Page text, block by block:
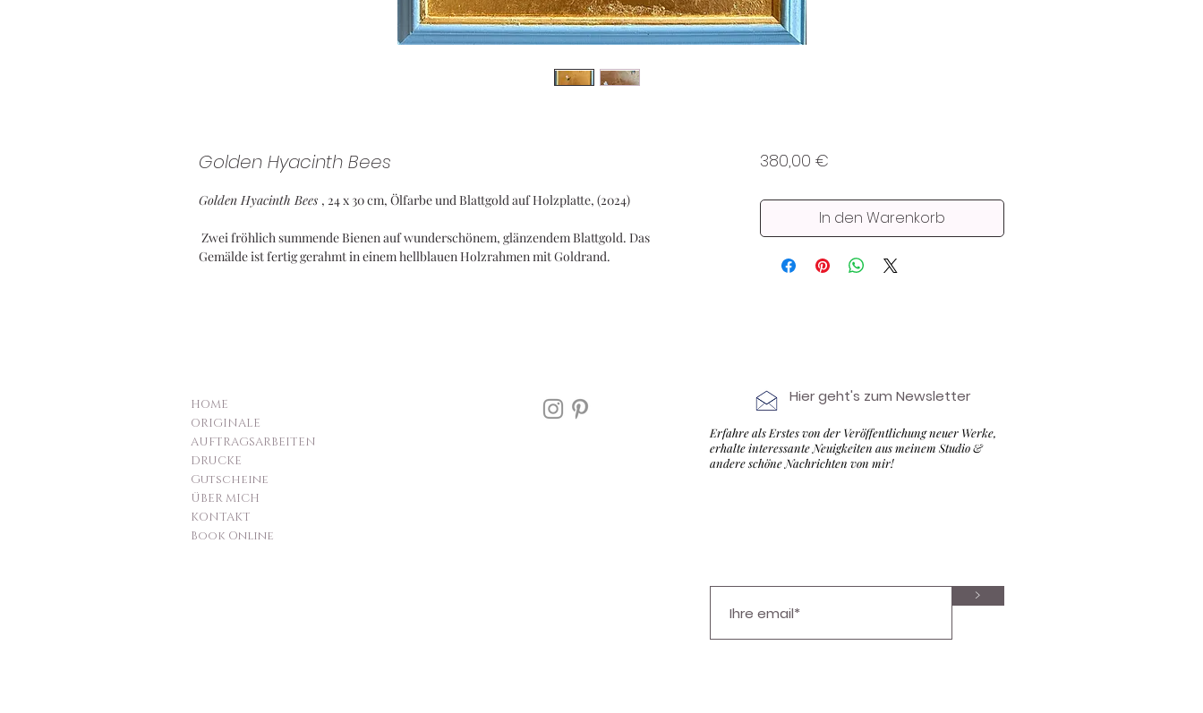
Golden Hyacinth Bees
Golden Hyacinth Bees , 24 x 30 cm, Ölfarbe und Blattgold auf Holzplatte, (2024)
Zwei fröhlich summende Bienen auf wunderschönem, glänzendem Blattgold. Das
Gemälde ist fertig gerahmt in einem hellblauen Holzrahmen mit Goldrand.
380,00 €Preis
In den Warenkorb
HOME
ORIGINALE
AUFTRAGSARBEITEN
DRUCKE
Gutscheine
ÜBER MICH
KONTAKT
Book Online
Hier geht's zum Newsletter
Erfahre als Erstes von der Veröffentlichung neuer Werke,
erhalte interessante Neuigkeiten aus meinem Studio &
andere schöne Nachrichten von mir!
>